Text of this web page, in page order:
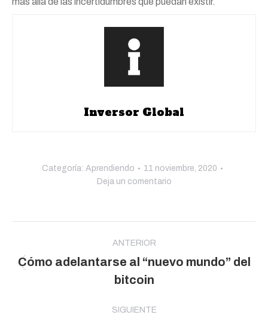
Inversor Global
Categoría: Aprendiendo
11 noviembre, 2020
Deja un comentario
publicaciones
ANTERIOR
Publicación
anterior:
Cómo adelantarse al “nuevo mundo” del
bitcoin
SIGUIENTE